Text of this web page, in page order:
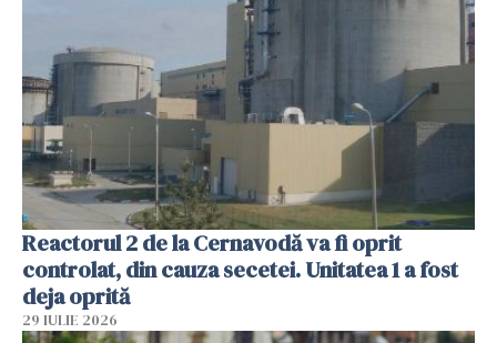
Reactorul 2 de la Cernavodă va fi oprit
controlat, din cauza secetei. Unitatea 1 a fost
deja oprită
29 IULIE 2026